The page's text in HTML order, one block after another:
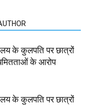
के कुलपति पर छात्रों
के आरोप
के कुलपति पर छात्रों